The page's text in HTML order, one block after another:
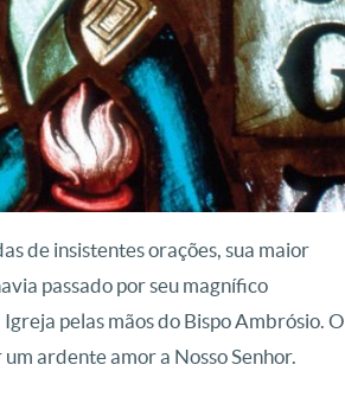
de insistentes orações, sua maior
passado por seu magnífico
pelas mãos do Bispo Ambrósio. O
ardente amor a Nosso Senhor.